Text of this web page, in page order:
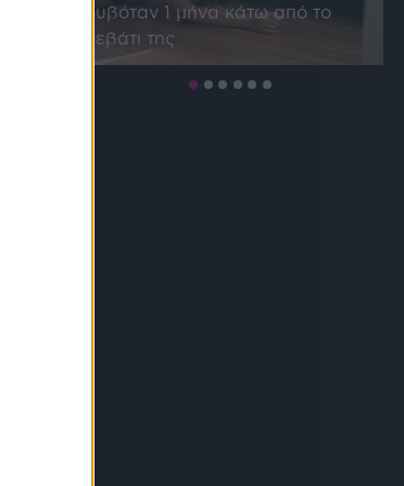
κρυβόταν 1 μήνα κάτω από το
κρεβάτι της